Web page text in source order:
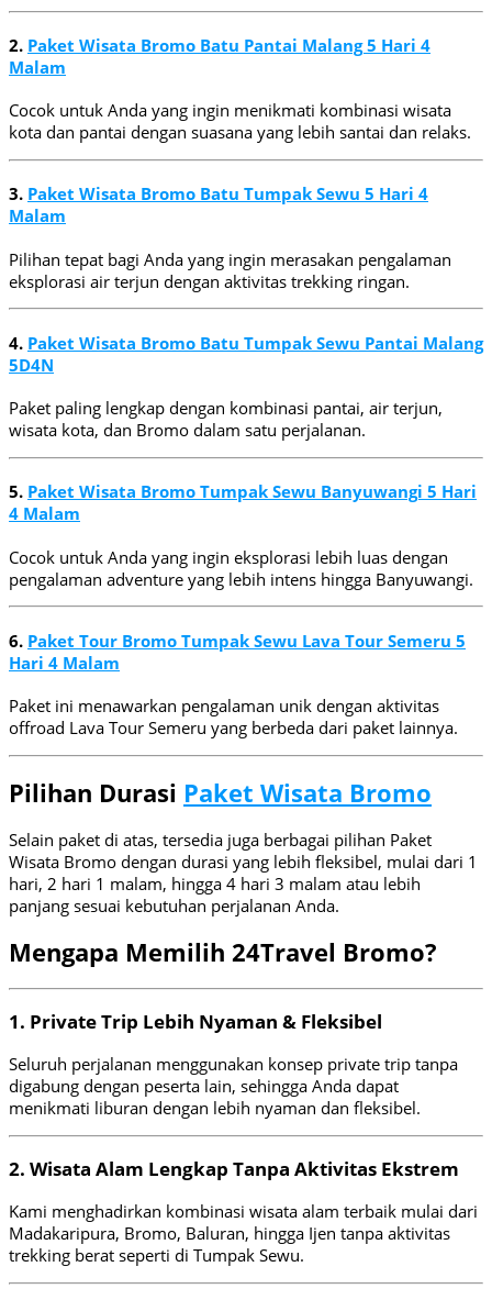
2. Paket Wisata Bromo Batu Pantai Malang 5 Hari 4
Malam
Cocok untuk Anda yang ingin menikmati kombinasi wisata
kota dan pantai dengan suasana yang lebih santai dan relaks.
3. Paket Wisata Bromo Batu Tumpak Sewu 5 Hari 4
Malam
Pilihan tepat bagi Anda yang ingin merasakan pengalaman
eksplorasi air terjun dengan aktivitas trekking ringan.
4. Paket Wisata Bromo Batu Tumpak Sewu Pantai Malang
5D4N
Paket paling lengkap dengan kombinasi pantai, air terjun,
wisata kota, dan Bromo dalam satu perjalanan.
5. Paket Wisata Bromo Tumpak Sewu Banyuwangi 5 Hari
4 Malam
Cocok untuk Anda yang ingin eksplorasi lebih luas dengan
pengalaman adventure yang lebih intens hingga Banyuwangi.
6. Paket Tour Bromo Tumpak Sewu Lava Tour Semeru 5
Hari 4 Malam
Paket ini menawarkan pengalaman unik dengan aktivitas
offroad Lava Tour Semeru yang berbeda dari paket lainnya.
Pilihan Durasi Paket Wisata Bromo
Selain paket di atas, tersedia juga berbagai pilihan Paket
Wisata Bromo dengan durasi yang lebih fleksibel, mulai dari 1
hari, 2 hari 1 malam, hingga 4 hari 3 malam atau lebih
panjang sesuai kebutuhan perjalanan Anda.
Mengapa Memilih 24Travel Bromo?
1. Private Trip Lebih Nyaman & Fleksibel
Seluruh perjalanan menggunakan konsep private trip tanpa
digabung dengan peserta lain, sehingga Anda dapat
menikmati liburan dengan lebih nyaman dan fleksibel.
2. Wisata Alam Lengkap Tanpa Aktivitas Ekstrem
Kami menghadirkan kombinasi wisata alam terbaik mulai dari
Madakaripura, Bromo, Baluran, hingga Ijen tanpa aktivitas
trekking berat seperti di Tumpak Sewu.